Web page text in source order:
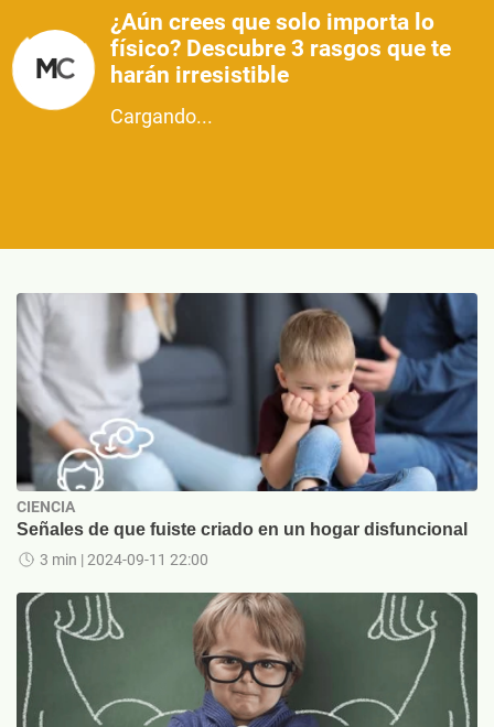
¿Aún crees que solo importa lo
físico? Descubre 3 rasgos que te
harán irresistible
Cargando...
CIENCIA
Señales de que fuiste criado en un hogar disfuncional
3 min | 2024-09-11 22:00